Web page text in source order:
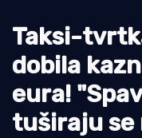
Pomorstvo
Ribolov
Ekologija
Tradicija i kultura
Taksi-
dobila
eura!
tuširaju se